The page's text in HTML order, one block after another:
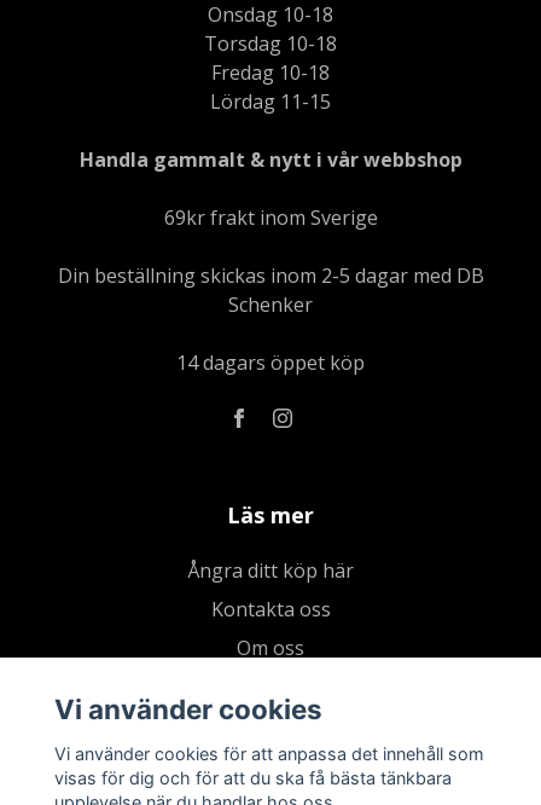
Onsdag 10-18
Torsdag 10-18
Fredag 10-18
Lördag 11-15
Handla gammalt & nytt i vår webbshop
69kr frakt inom Sverige
Din beställning skickas inom 2-5 dagar med DB
Schenker
14 dagars öppet köp
Läs mer
Ångra ditt köp här
Kontakta oss
Om oss
Kundklubb
Presentkort
Vi använder cookies
Vi använder cookies för att anpassa det innehåll som
visas för dig och för att du ska få bästa tänkbara